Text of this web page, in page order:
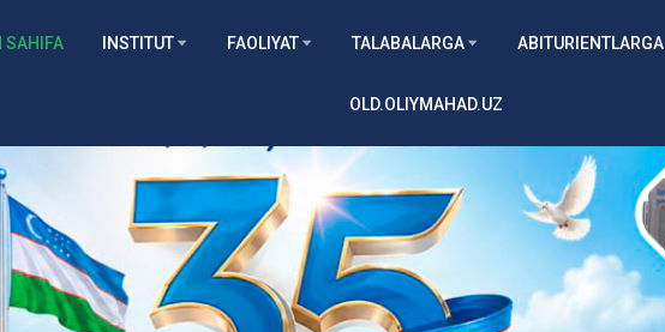
SAHIFA INSTITUT FAOLIYAT TALABALARGA ABITURIENTLARGA
OLD.OLIYMAHAD.UZ